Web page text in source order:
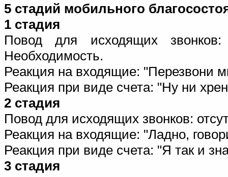
5 стадий мобильного
1 стадия
Повод для исходящих
Необходимость.
Реакция на входящие: "Перезвони
Реакция при виде счета: "Hу ни
2 стадия
Повод для исходящих звонков:
Реакция на входящие: "Ладно,
Реакция при виде счета: "Я так и
3 стадия